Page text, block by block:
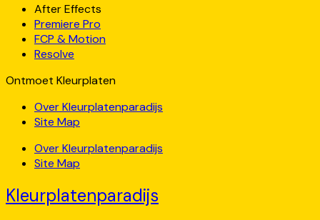
After Effects
Premiere Pro
FCP & Motion
Resolve
Ontmoet Kleurplaten
Over Kleurplatenparadijs
Site Map
Over Kleurplatenparadijs
Site Map
Kleurplatenparadijs